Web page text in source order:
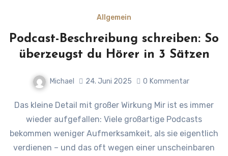
Allgemein
Podcast-Beschreibung schreiben: So
überzeugst du Hörer in 3 Sätzen
Michael 24. Juni 2025 0 Kommentar
Das kleine Detail mit großer Wirkung Mir ist es immer
wieder aufgefallen: Viele großartige Podcasts
bekommen weniger Aufmerksamkeit, als sie eigentlich
verdienen – und das oft wegen einer unscheinbaren